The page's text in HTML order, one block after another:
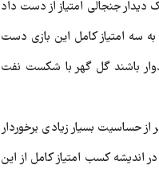
دیدار جنجالی امتیاز از دست داد
سه امتیاز کامل این بازی دست
باشند گل گهر با شکست نفت
حساسیت بسیار زیادی برخوردار
کسب امتیاز کامل از این
گفت‌وگوها آمریکا را